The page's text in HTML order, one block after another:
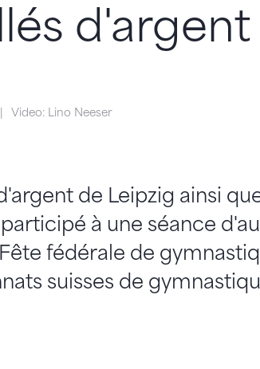
d'argent
Video: Lino Neeser
de Leipzig ainsi
à une séance
fédérale de
suisses de